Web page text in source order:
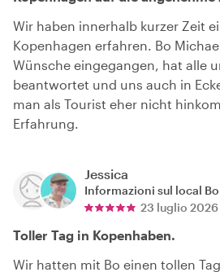
Wir haben innerhalb kurzer Zeit
Kopenhagen erfahren. Bo
Wünsche eingegangen, hat alle
beantwortet und uns auch in
man als Tourist eher nicht
Erfahrung.
Jessica
Informazioni sul local
23 luglio 2026
Toller Tag in Kopenhaben.
Wir hatten mit Bo einen tollen